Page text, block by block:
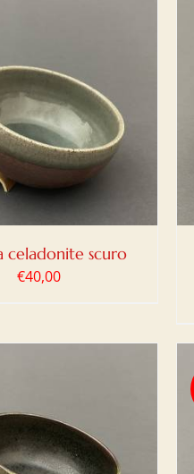
celadonite scuro
€40,00
AL CARRELLO
DETTAGLI
AL CARRELLO